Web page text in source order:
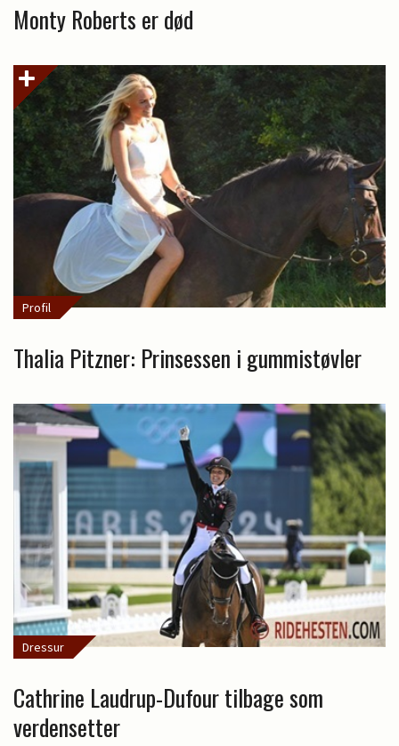
Monty Roberts er død
Profil
Thalia Pitzner: Prinsessen i gummistøvler
Dressur
Cathrine Laudrup-Dufour tilbage som
verdensetter